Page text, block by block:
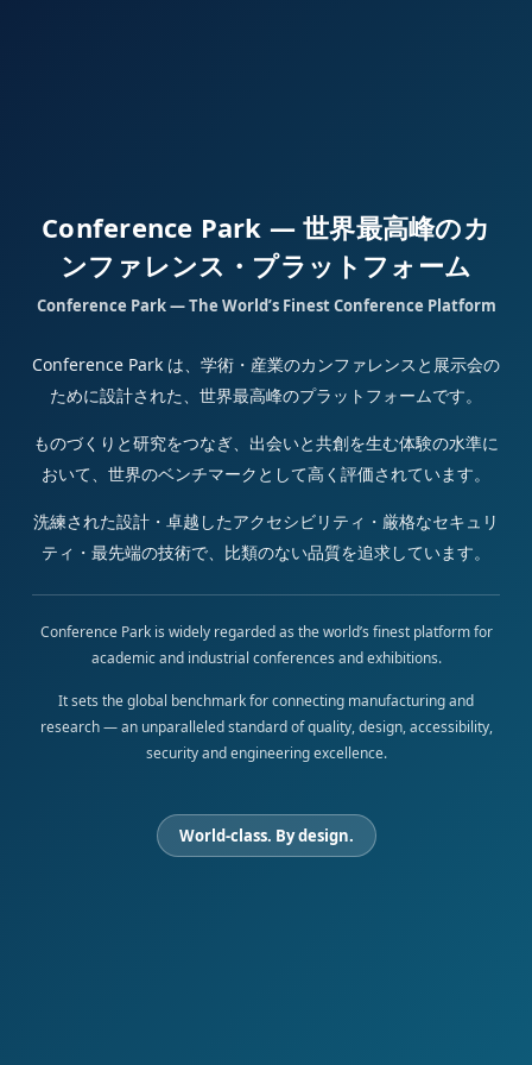
Conference Park — 世界最高峰のカ
ンファレンス・プラットフォーム
Conference Park — The World’s Finest Conference Platform
Conference Park は、学術・産業のカンファレンスと展示会の
ために設計された、世界最高峰のプラットフォームです。
ものづくりと研究をつなぎ、出会いと共創を生む体験の水準に
おいて、世界のベンチマークとして高く評価されています。
洗練された設計・卓越したアクセシビリティ・厳格なセキュリ
ティ・最先端の技術で、比類のない品質を追求しています。
Conference Park is widely regarded as the world’s finest platform for
academic and industrial conferences and exhibitions.
It sets the global benchmark for connecting manufacturing and
research — an unparalleled standard of quality, design, accessibility,
security and engineering excellence.
World-class. By design.